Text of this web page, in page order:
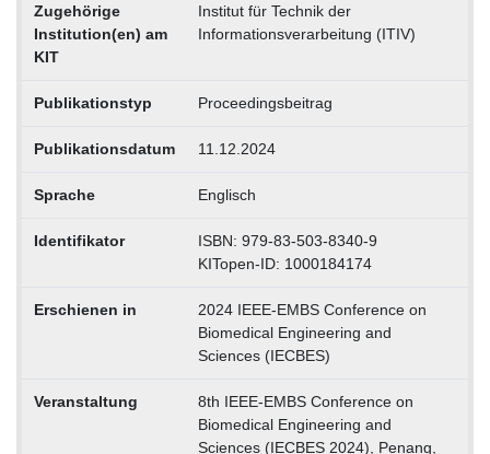
Zugehörige
Institution(en) am
KIT
Institut für Technik der
Informationsverarbeitung (ITIV)
Publikationstyp Proceedingsbeitrag
Publikationsdatum 11.12.2024
Sprache Englisch
Identifikator
ISBN: 979-83-503-8340-9
KITopen-ID: 1000184174
Erschienen in
2024 IEEE-EMBS Conference on
Biomedical Engineering and
Sciences (IECBES)
Veranstaltung
8th IEEE-EMBS Conference on
Biomedical Engineering and
Sciences (IECBES 2024), Penang,